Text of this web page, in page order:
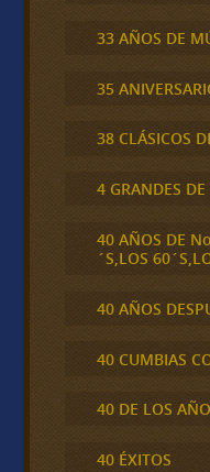
33 AÑOS DE
35
38 CLÁSICOS
4 GRANDES
40 AÑOS DE
´S,LOS
40 AÑOS
40 CUMBIAS
40 DE LOS
40 ÉXITOS